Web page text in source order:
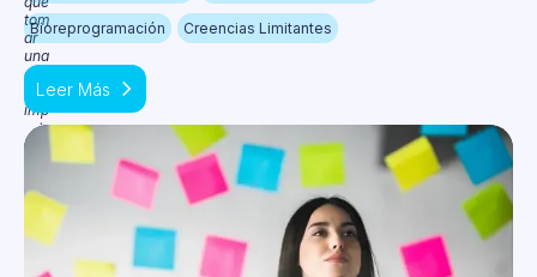
Bioreprogramación Creencias Limitantes
Leer Más